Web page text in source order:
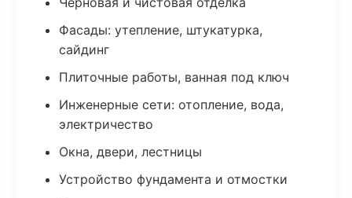
Фасады: утепление, штукатурка,
сайдинг
Плиточные работы, ванная под ключ
Инженерные сети: отопление, вода,
электричество
Окна, двери, лестницы
Устройство фундамента и отмостки